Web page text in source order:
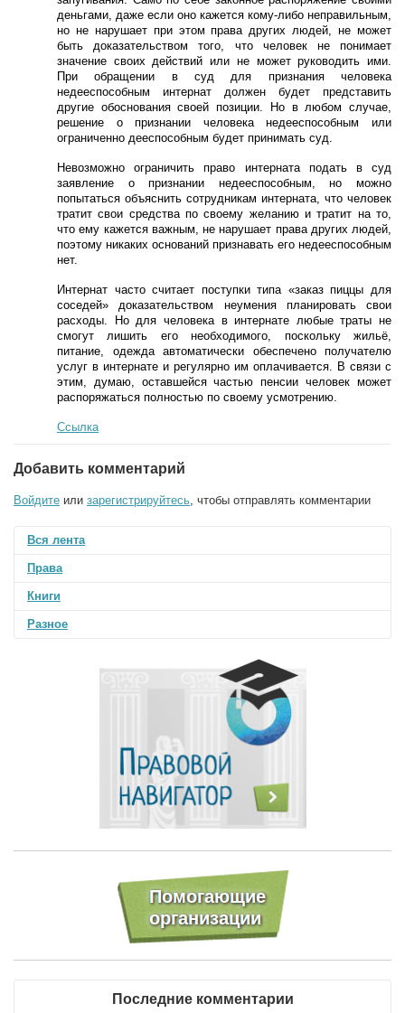
деньгами, даже если оно кажется кому-либо неправильным,
но не нарушает при этом права других людей, не может
быть доказательством того, что человек не понимает
значение своих действий или не может руководить ими.
При обращении в суд для признания человека
недееспособным интернат должен будет представить
другие обоснования своей позиции. Но в любом случае,
решение о признании человека недееспособным или
ограниченно дееспособным будет принимать суд.
Невозможно ограничить право интерната подать в суд
заявление о признании недееспособным, но можно
попытаться объяснить сотрудникам интерната, что человек
тратит свои средства по своему желанию и тратит на то,
что ему кажется важным, не нарушает права других людей,
поэтому никаких оснований признавать его недееспособным
нет.
Интернат часто считает поступки типа «заказ пиццы для
соседей» доказательством неумения планировать свои
расходы. Но для человека в интернате любые траты не
смогут лишить его необходимого, поскольку жильё,
питание, одежда автоматически обеспечено получателю
услуг в интернате и регулярно им оплачивается. В связи с
этим, думаю, оставшейся частью пенсии человек может
распоряжаться полностью по своему усмотрению.
Ссылка
Добавить комментарий
Войдите или зарегистрируйтесь , чтобы отправлять комментарии
Вся лента
Права
Книги
Разное
Последние комментарии